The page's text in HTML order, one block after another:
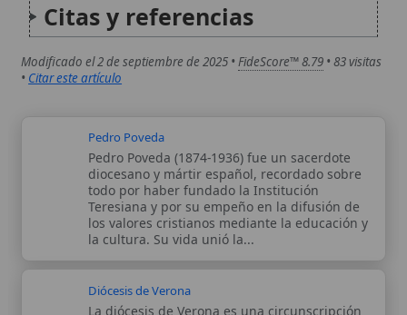
Diócesis de Verona
La diócesis de Verona es una circunscripción
eclesiástica católica del norte de Italia, con
pastoral. Su historia...
Autor:Comité editorial
Artículo supervisado por el Comité
editorial de Wikitólica. Las afirmaciones
patrísticos, de santos, artículos